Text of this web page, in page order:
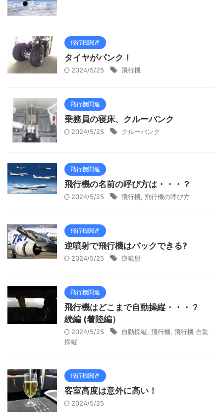
飛行機関連
タイヤがパンク！
2024/5/25 飛行機
飛行機関連
乗務員の寝床、クルーバンク
2024/5/25 クルーバンク
飛行機関連
飛行機の名前の呼び方は・・・？
2024/5/25 飛行機 飛行機の呼び方
飛行機関連
逆噴射で飛行機はバックできる?
2024/5/25 逆噴射
飛行機関連
飛行機はどこまで自動操縦・・・？
続編 (着陸編）
2024/5/25 自動操縦 飛行機 飛行機 自動
操縦
飛行機関連
客室高度は意外に高い！
2024/5/25